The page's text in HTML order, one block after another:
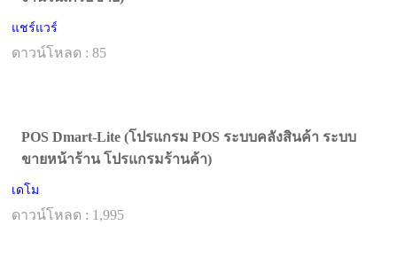
แชร์แวร์
ดาวน์โหลด : 85
POS Dmart-Lite (โปรแกรม POS ระบบคลังสินค้า ระบบ
ขายหน้าร้าน โปรแกรมร้านค้า)
เดโม
ดาวน์โหลด : 1,995